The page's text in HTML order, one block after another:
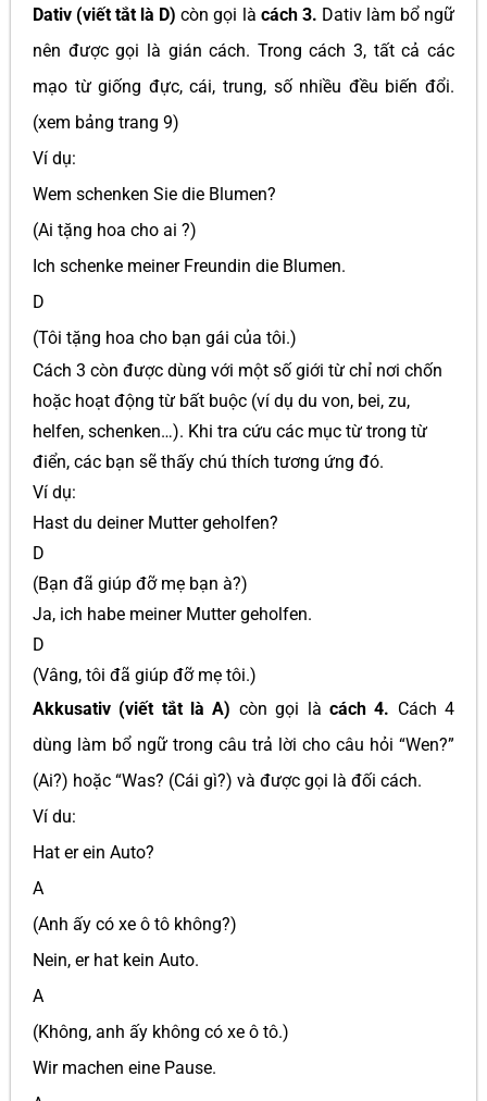
Dativ (viết tắt là D) còn gọi là cách 3. Dativ làm bổ ngữ
nên được gọi là gián cách. Trong cách 3, tất cả các
mạo từ giống đực, cái, trung, số nhiều đều biến đổi.
(xem bảng trang 9)
Ví dụ:
Wem schenken Sie die Blumen?
(Ai tặng hoa cho ai ?)
Ich schenke meiner Freundin die Blumen.
D
(Tôi tặng hoa cho bạn gái của tôi.)
Cách 3 còn được dùng với một số giới từ chỉ nơi chốn
hoặc hoạt động từ bất buộc (ví dụ du von, bei, zu,
helfen, schenken…). Khi tra cứu các mục từ trong từ
điển, các bạn sẽ thấy chú thích tương ứng đó.
Ví dụ:
Hast du deiner Mutter geholfen?
D
(Bạn đã giúp đỡ mẹ bạn à?)
Ja, ich habe meiner Mutter geholfen.
D
(Vâng, tôi đã giúp đỡ mẹ tôi.)
Akkusativ (viết tắt là A) còn gọi là cách 4. Cách 4
dùng làm bổ ngữ trong câu trả lời cho câu hỏi “Wen?”
(Ai?) hoặc “Was? (Cái gì?) và được gọi là đối cách.
Ví du:
Hat er ein Auto?
A
(Anh ấy có xe ô tô không?)
Nein, er hat kein Auto.
A
(Không, anh ấy không có xe ô tô.)
Wir machen eine Pause.